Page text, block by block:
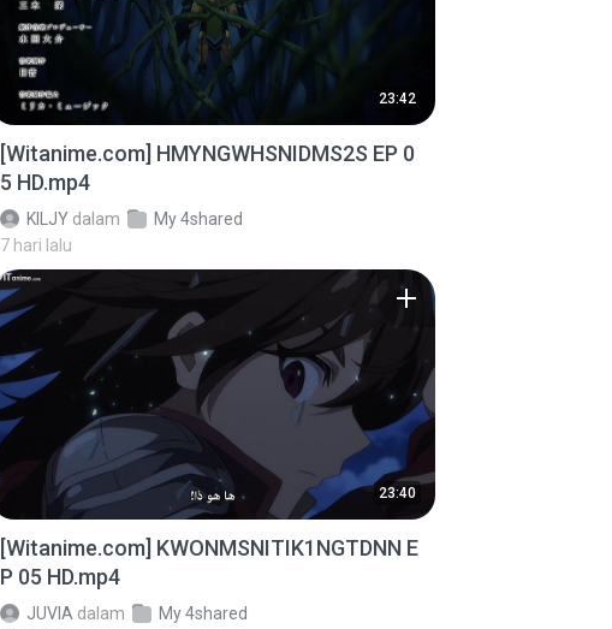
23:42
[Witanime.com] HMYNGWHSNIDMS2S EP 0
5 HD.mp4
KILJY dalam
My 4shared
7 hari lalu
23:40
[Witanime.com] KWONMSNITIK1NGTDNN E
P 05 HD.mp4
JUVIA dalam
My 4shared